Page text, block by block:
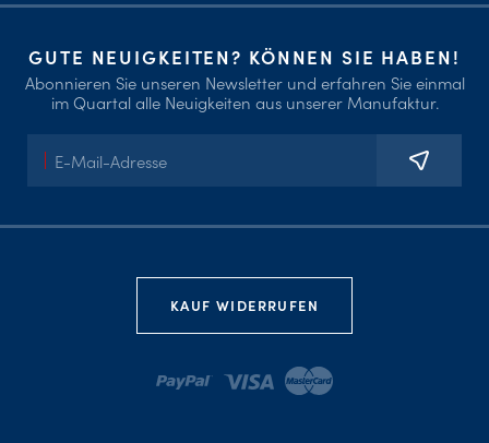
GUTE NEUIGKEITEN? KÖNNEN SIE HABEN!
Abonnieren Sie unseren Newsletter und erfahren Sie einmal
im Quartal alle Neuigkeiten aus unserer Manufaktur.
Mail-
KAUF WIDERRUFEN